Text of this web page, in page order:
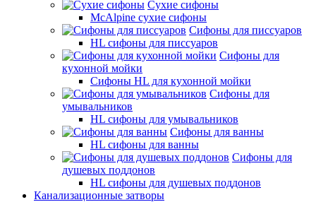
Сухие сифоны
McAlpine сухие сифоны
Сифоны для писсуаров
HL сифоны для писсуаров
Сифоны для
кухонной мойки
Сифоны HL для кухонной мойки
Сифоны для
умывальников
HL сифоны для умывальников
Сифоны для ванны
HL сифоны для ванны
Сифоны для
душевых поддонов
HL сифоны для душевых поддонов
Канализационные затворы